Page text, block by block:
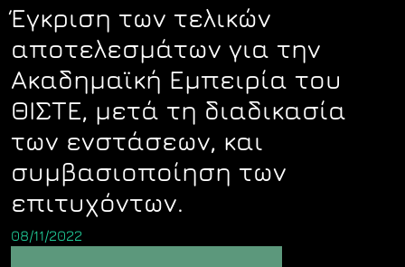
Έγκριση των τελικών
αποτελεσμάτων για την
Ακαδημαϊκή Εμπειρία του
ΘΙΣΤΕ, μετά τη διαδικασία
των ενστάσεων, και
συμβασιοποίηση των
επιτυχόντων.
08/11/2022